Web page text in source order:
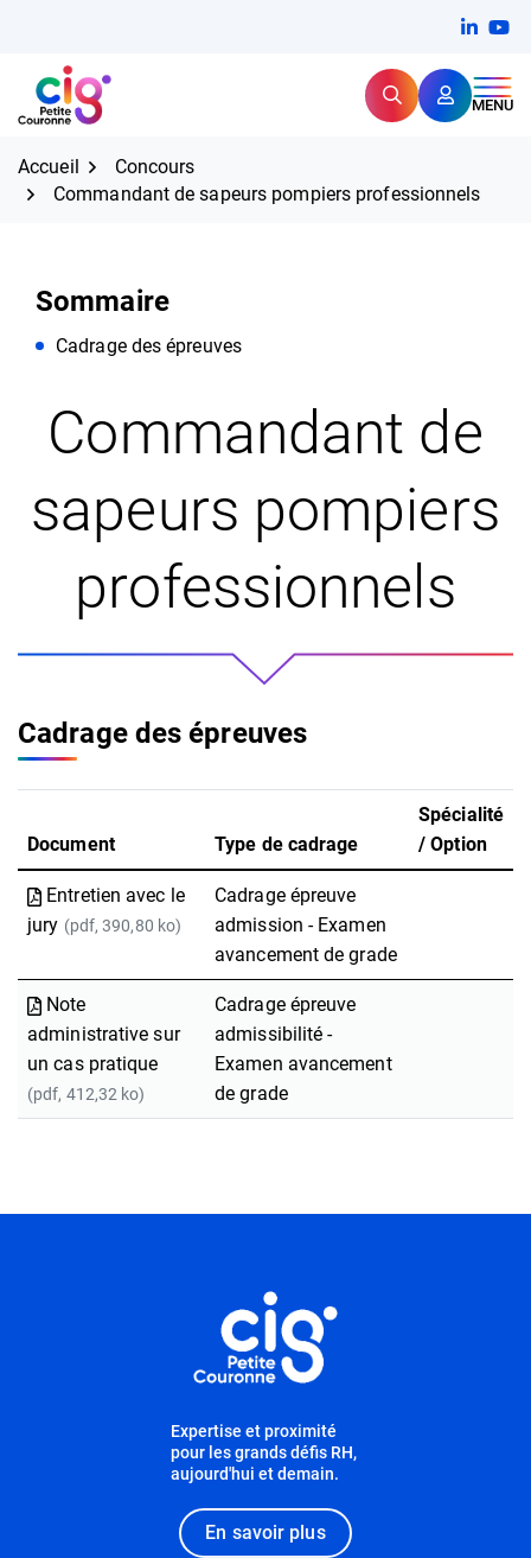
contenu
CIG Petite Couronne RechercherMENU
Expertise et proximité pour
Accueil
Concours
Commandant de sapeurs pompiers professionnels
Sommaire
Cadrage des épreuves
Commandant de
sapeurs pompiers
professionnels
Cadrage des épreuves
Document Type de cadrage
Spécialité
/ Option
Entretien avec le
jury (pdf, 390,80 ko)
Cadrage épreuve
admission - Examen
avancement de grade
Note
administrative sur
un cas pratique
(pdf, 412,32 ko)
Cadrage épreuve
admissibilité -
Examen avancement
de grade
Expertise et proximité
pour les grands défis RH,
aujourd'hui et demain.
En savoir plus